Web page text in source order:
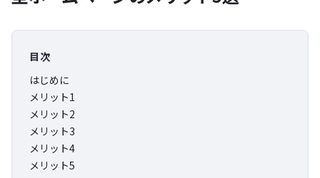
目次
はじめに
メリット1
メリット2
メリット3
メリット4
メリット5